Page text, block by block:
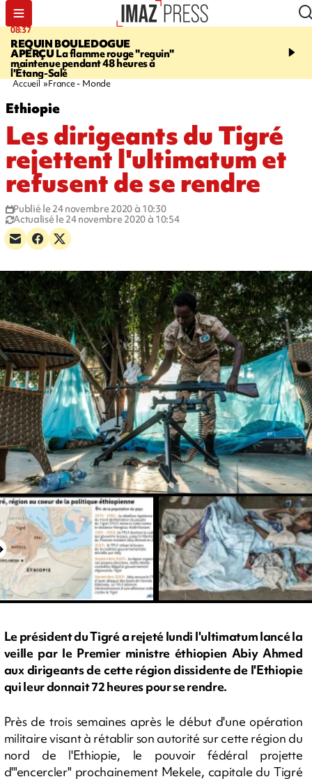
08:37
REQUIN BOULEDOGUE
APERÇU La flamme rouge "requin"
maintenue pendant 48 heures à
l'Étang-Salé
11:31
poutres en aluminium
Accueil France - Monde
Ethiopie
Les dirigeants du Tigré
rejettent l'ultimatum et
refusent de se rendre
Publié le 24 novembre 2020 à 10:30
Actualisé le 24 novembre 2020 à 10:54
Le président du Tigré a rejeté lundi l'ultimatum lancé la
veille par le Premier ministre éthiopien Abiy Ahmed
aux dirigeants de cette région dissidente de l'Ethiopie
qui leur donnait 72 heures pour se rendre.
Près de trois semaines après le début d'une opération
militaire visant à rétablir son autorité sur cette région du
nord de l'Ethiopie, le pouvoir fédéral projette
d'"encercler" prochainement Mekele, capitale du Tigré